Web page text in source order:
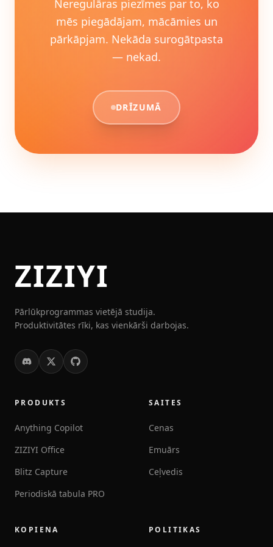
Neregulāras piezīmes par to, ko
mēs piegādājam, mācāmies un
pārkāpjam. Nekāda surogātpasta
— nekad.
DRĪZUMĀ
ZIZIYI
Pārlūkprogrammas vietējā studija.
Produktivitātes rīki, kas vienkārši darbojas.
PRODUKTS
Anything Copilot
ZIZIYI Office
Blitz Capture
Periodiskā tabula PRO
SAITES
Cenas
Emuārs
Ceļvedis
KOPIENA POLITIKAS